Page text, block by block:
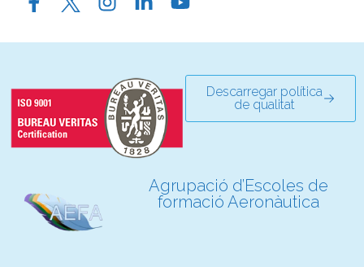
Descarregar política
de qualitat
Agrupació d’Escoles de
formació Aeronàutica